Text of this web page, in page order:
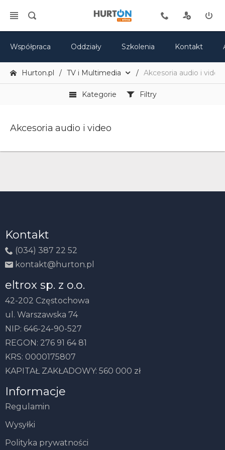
Współpraca Oddziały Szkolenia Kontakt
Hurton.pl TV i Multimedia Akcesoria audio i video
Kategorie Filtry
Akcesoria audio i video
Kontakt
(034) 387 22 52
kontakt@hurton.pl
eltrox sp. z o.o.
42-202 Częstochowa
ul. Warszawska 74
NIP: 646-24-90-527
REGON: 276 91 64 81
KRS: 0000175807
KAPITAŁ ZAKŁADOWY: 560 000 zł
Informacje
Regulamin
Wysyłki
Polityka prywatności